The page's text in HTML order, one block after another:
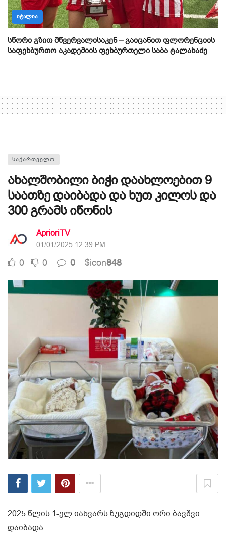
ᲘᲢᲐᲚᲘᲐ
სწორი გზით მწვერვალისაკენ – გაიცანით ფლორენციის
საფეხბურთო აკადემიის ფეხბურთელი საბა ტალახაძე
ᲡᲐᲥᲐᲠᲗᲕᲔᲚᲝ
ახალშობილი ბიჭი დაახლოებით 9
საათზე დაიბადა და ხუთ კილოს და
300 გრამს იწონის
AprioriTV
01/01/2025 12:39 PM
0 0 0 $icon848
2025 წლის 1-ელ იანვარს ზუგდიდში ორი ბავშვი
დაიბადა.